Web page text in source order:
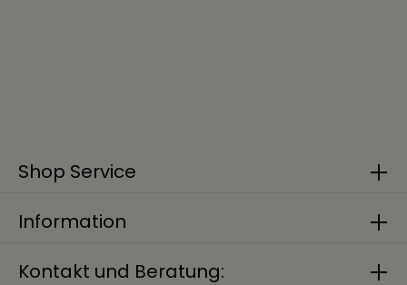
Kontakt und Beratung:
Shop Service
Information